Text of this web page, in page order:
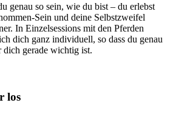
genau so sein, wie du bist – du erlebst
Sein und deine Selbstzweifel
In Einzelsessions mit den Pferden
dich ganz individuell, so dass du genau
dich gerade wichtig ist.
los